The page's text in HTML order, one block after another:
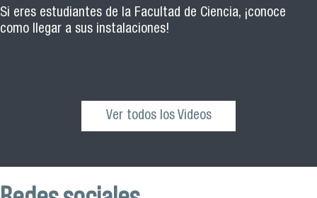
Si eres estudiantes de la Facultad de Ciencia, ¡conoce
como llegar a sus instalaciones!
Ver todos los Videos